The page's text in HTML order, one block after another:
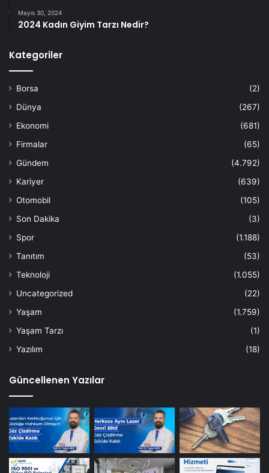
Mayıs 30, 2024
2024 Kadın Giyim Tarzı Nedir?
Kategoriler
Borsa
(2)
Dünya
(267)
Ekonomi
(681)
Firmalar
(65)
Gündem
(4.792)
Kariyer
(639)
Otomobil
(105)
Son Dakika
(3)
Spor
(1.188)
Tanıtım
(53)
Teknoloji
(1.055)
Uncategorized
(22)
Yaşam
(1.759)
Yaşam Tarzı
(1)
Yazılım
(18)
Güncellenen Yazılar